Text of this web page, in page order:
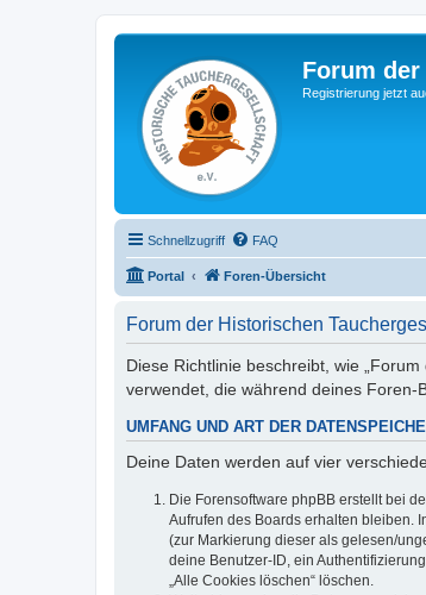
Forum
Registrierung jetzt
Schnellzugriff FAQ
Portal Foren-Übersicht
Forum der Historischen
Diese Richtlinie beschreibt, wie
verwendet, die während deines Foren-
UMFANG UND ART DER
Deine Daten werden auf vier
Die Forensoftware phpBB erstellt bei
Aufrufen des Boards erhalten bleiben.
(zur Markierung dieser als gelesen/
deine Benutzer-ID, ein
„Alle Cookies löschen“ löschen.